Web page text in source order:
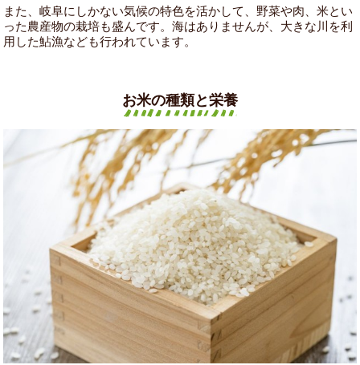
また、岐阜にしかない気候の特色を活かして、野菜や肉、米とい
った農産物の栽培も盛んです。海はありませんが、大きな川を利
用した鮎漁なども行われています。
お米の種類と栄養